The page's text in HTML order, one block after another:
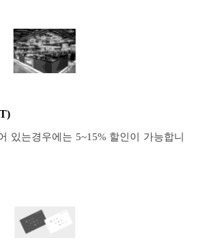
있는경우에는 5~15% 할인이 가능합니